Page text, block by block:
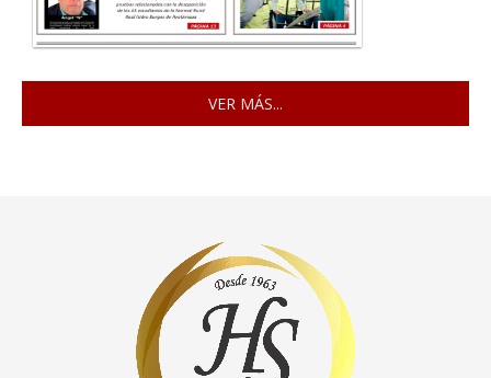
VER MÁS...